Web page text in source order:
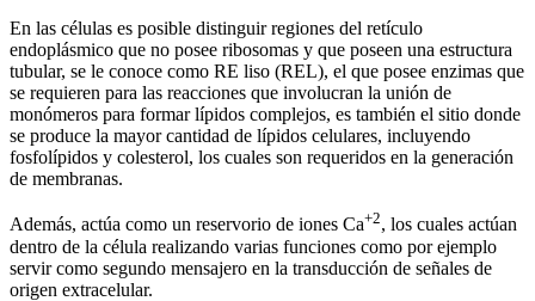
En las células es posible distinguir regiones del retículo
endoplásmico que no posee ribosomas y que poseen una estructura
tubular, se le conoce como RE liso (REL), el que posee enzimas que
se requieren para las reacciones que involucran la unión de
monómeros para formar lípidos complejos, es también el sitio donde
se produce la mayor cantidad de lípidos celulares, incluyendo
fosfolípidos y colesterol, los cuales son requeridos en la generación
de membranas.
Además, actúa como un reservorio de iones Ca+2, los cuales actúan
dentro de la célula realizando varias funciones como por ejemplo
servir como segundo mensajero en la transducción de señales de
origen extracelular.